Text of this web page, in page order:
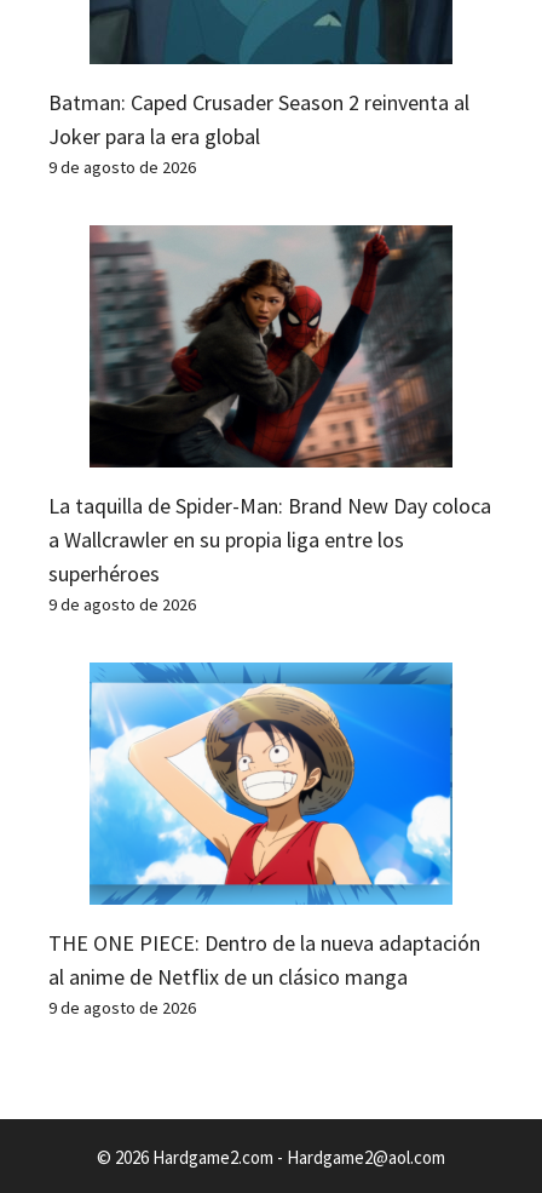
Batman: Caped Crusader Season 2 reinventa al
Joker para la era global
9 de agosto de 2026
La taquilla de Spider-Man: Brand New Day coloca
a Wallcrawler en su propia liga entre los
superhéroes
9 de agosto de 2026
THE ONE PIECE: Dentro de la nueva adaptación
al anime de Netflix de un clásico manga
9 de agosto de 2026
© 2026 Hardgame2.com - Hardgame2@aol.com